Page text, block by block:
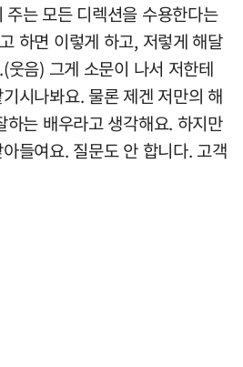
는 모든 디렉션을 수용한다는
하면 이렇게 하고, 저렇게 해달
웃음) 그게 소문이 나서 저한테
시나봐요. 물론 제겐 저만의 해
하는 배우라고 생각해요. 하지만
들여요. 질문도 안 합니다. 고객